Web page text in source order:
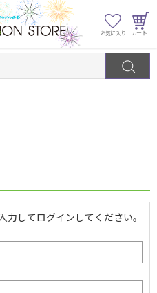
してログインしてください。